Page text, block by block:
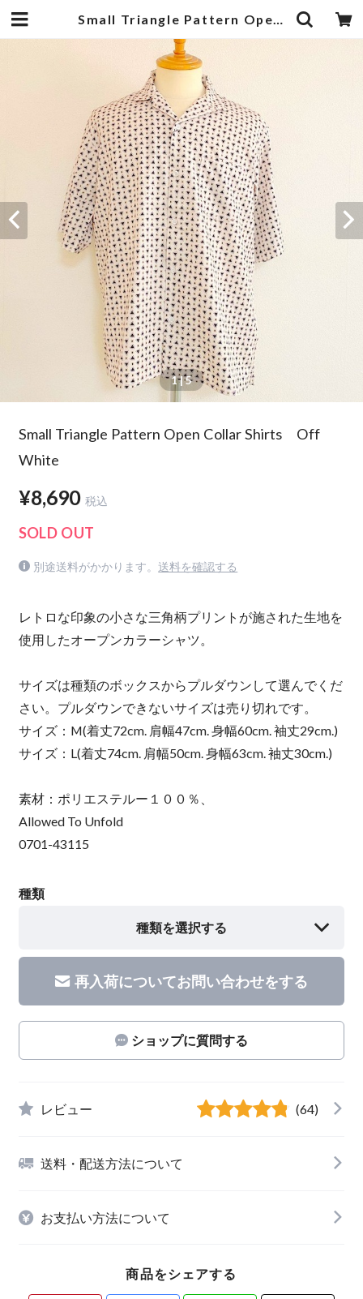
Small Triangle Pattern Open Collar Shirts Off White | 武蔵小杉のセレクトショップ【ナクール】-nakool-
1| 5
Small Triangle Pattern Open Collar Shirts Off
White
¥8,690 税込
SOLD OUT
別途送料がかかります。 送料を確認する
レトロな印象の小さな三角柄プリントが施された生地を
使用したオープンカラーシャツ。
サイズは種類のボックスからプルダウンして選んでくだ
さい。プルダウンできないサイズは売り切れです。
サイズ：M(着丈72cm. 肩幅47cm. 身幅60cm. 袖丈29cm.)
サイズ：L(着丈74cm. 肩幅50cm. 身幅63cm. 袖丈30cm.)
素材：ポリエステルー１００％、
Allowed To Unfold
0701-43115
種類
種類を選択する
再入荷についてお問い合わせをする
ショップに質問する
レビュー (64)
送料・配送方法について
お支払い方法について
商品をシェアする